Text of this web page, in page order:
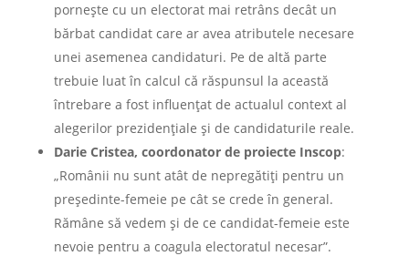
porneşte cu un electorat mai retrâns decât un
bărbat candidat care ar avea atributele necesare
unei asemenea candidaturi. Pe de altă parte
trebuie luat în calcul că răspunsul la această
întrebare a fost influenţat de actualul context al
alegerilor prezidenţiale şi de candidaturile reale.
Darie Cristea, coordonator de proiecte Inscop:
„Românii nu sunt atât de nepregătiţi pentru un
preşedinte-femeie pe cât se crede în general.
Rămâne să vedem şi de ce candidat-femeie este
nevoie pentru a coagula electoratul necesar”.